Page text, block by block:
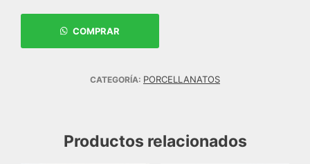
COMPRAR
CATEGORÍA: PORCELLANATOS
Productos relacionados